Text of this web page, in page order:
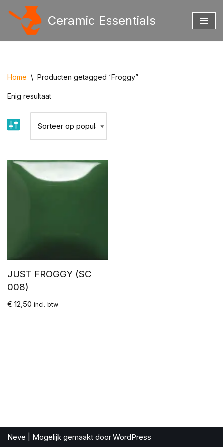
Ceramic Essentials
Home \ Producten getagged “Froggy”
Enig resultaat
JUST FROGGY (SC
008)
€ 12,50 incl. btw
Neve | Mogelijk gemaakt door WordPress